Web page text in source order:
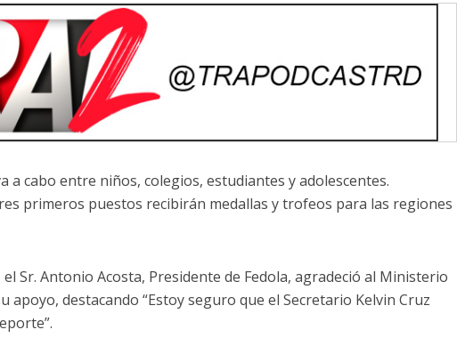
a cabo entre niños, colegios, estudiantes y adolescentes.
primeros puestos recibirán medallas y trofeos para las regiones
Sr. Antonio Acosta, Presidente de Fedola, agradeció al Ministerio
apoyo, destacando “Estoy seguro que el Secretario Kelvin Cruz